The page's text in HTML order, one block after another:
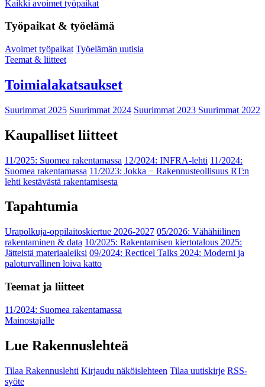
Kaikki avoimet työpaikat
Työpaikat & työelämä
Avoimet työpaikat Työelämän uutisia
Teemat & liitteet
Toimialakatsaukset
Suurimmat 2025 Suurimmat 2024 Suurimmat 2023 Suurimmat 2022
Kaupalliset liitteet
11/2025: Suomea rakentamassa 12/2024: INFRA-lehti 11/2024:
Suomea rakentamassa 11/2023: Jokka − Rakennusteollisuus RT:n
lehti kestävästä rakentamisesta
Tapahtumia
Urapolkuja-oppilaitoskiertue 2026-2027 05/2026: Vähähiilinen
rakentaminen & data 10/2025: Rakentamisen kiertotalous 2025:
Jätteistä materiaaleiksi 09/2024: Recticel Talks 2024: Moderni ja
paloturvallinen loiva katto
Teemat ja liitteet
11/2024: Suomea rakentamassa
Mainostajalle
Lue Rakennuslehteä
Tilaa Rakennuslehti Kirjaudu näköislehteen Tilaa uutiskirje RSS-
syöte